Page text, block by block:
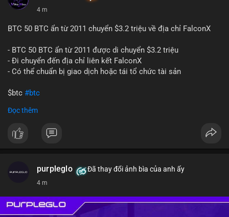
4 m
BTC 50 BTC ẩn từ 2011 chuyển $3.2 triệu về địa chỉ FalconX
- BTC 50 BTC ẩn từ 2011 được di chuyển $3.2 triệu
- Đi chuyển đến địa chỉ liên kết FalconX
- Có thể chuẩn bị giao dịch hoặc tái tổ chức tài sản
$btc #btc
#vlikevn
📰 Nguồn: CoinDesk
Đọc thêm
purpleglo Đã thay đổi ảnh bìa của anh ấy
4 m